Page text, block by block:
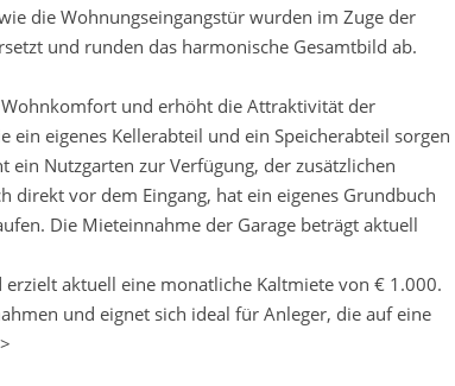
die Wohnungseingangstür wurden im Zuge der
und runden das harmonische Gesamtbild ab.
und erhöht die Attraktivität der
eigenes Kellerabteil und ein Speicherabteil sorgen
Nutzgarten zur Verfügung, der zusätzlichen
direkt vor dem Eingang, hat ein eigenes Grundbuch
Die Mieteinnahme der Garage beträgt aktuell
aktuell eine monatliche Kaltmiete von € 1.000.
und eignet sich ideal für Anleger, die auf eine